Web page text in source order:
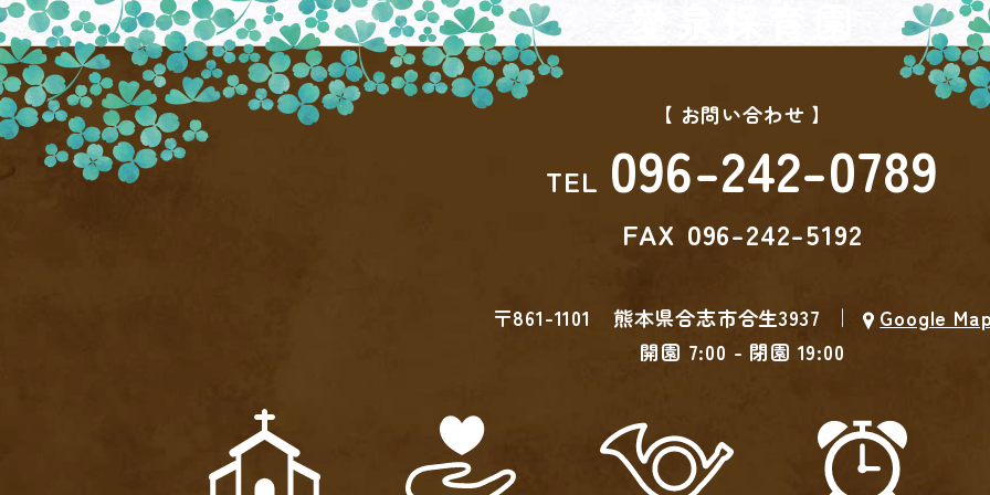
【 お問い合わせ 】
TEL 096-242-0789
FAX 096-242-5192
〒861-1101 熊本県合志市合生3937 ｜
Google
開園 7:00 - 閉園 19:00